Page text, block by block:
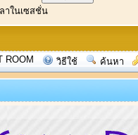
าในเซสชั่น
ROOM วิธีใช้ ค้นหา